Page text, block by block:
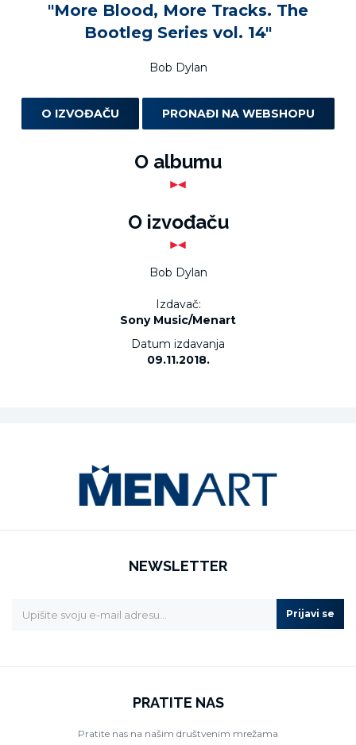
"More Blood, More Tracks. The
Bootleg Series vol. 14"
Bob Dylan
O IZVOĐAČU PRONAĐI NA WEBSHOPU
O albumu
O izvođaču
Bob Dylan
Izdavač:
Sony Music/Menart
Datum izdavanja
09.11.2018.
NEWSLETTER
Prijavi se
PRATITE NAS
Pratite nas na našim društvenim mrežama